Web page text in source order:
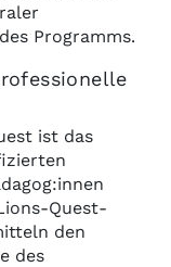
Programms.
ist das
Quest-
den
des